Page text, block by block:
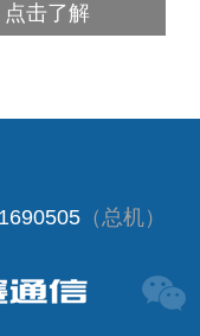
点击了解
（总机）